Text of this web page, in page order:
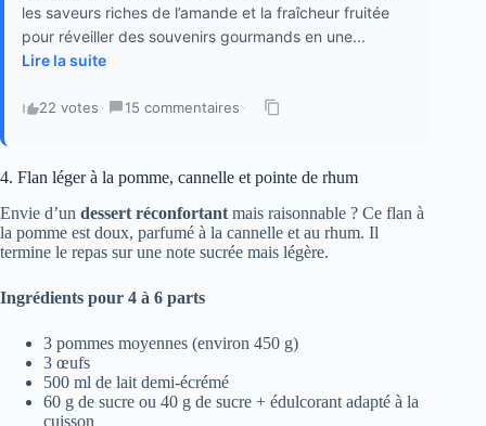
les saveurs riches de l’amande et la fraîcheur fruitée
pour réveiller des souvenirs gourmands en une...
Lire la suite
22 votes · 15 commentaires ·
4. Flan léger à la pomme, cannelle et pointe de rhum
Envie d’un dessert réconfortant mais raisonnable ? Ce flan à
la pomme est doux, parfumé à la cannelle et au rhum. Il
termine le repas sur une note sucrée mais légère.
Ingrédients pour 4 à 6 parts
3 pommes moyennes (environ 450 g)
3 œufs
500 ml de lait demi-écrémé
60 g de sucre ou 40 g de sucre + édulcorant adapté à la
cuisson